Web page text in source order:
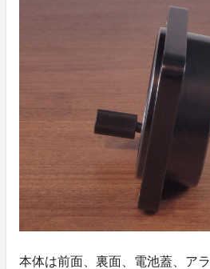
本体は前面、裏面、電池蓋、ア